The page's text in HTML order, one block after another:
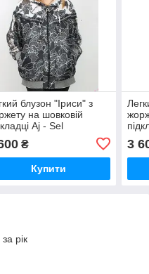
блузон "Іриси" з
на шовковій
Aj - Sel
₴
Купити
3
рік